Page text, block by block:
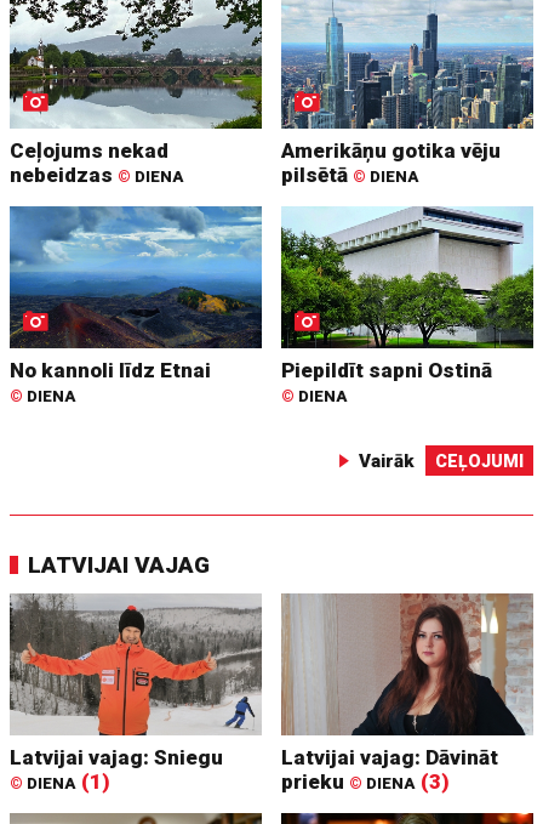
Ceļojums nekad
nebeidzas © DIENA
Amerikāņu gotika vēju
pilsētā © DIENA
No kannoli līdz Etnai
© DIENA
Piepildīt sapni Ostinā
© DIENA
Vairāk CEĻOJUMI
LATVIJAI VAJAG
Latvijai vajag: Sniegu
© DIENA (1)
Latvijai vajag: Dāvināt
prieku © DIENA (3)